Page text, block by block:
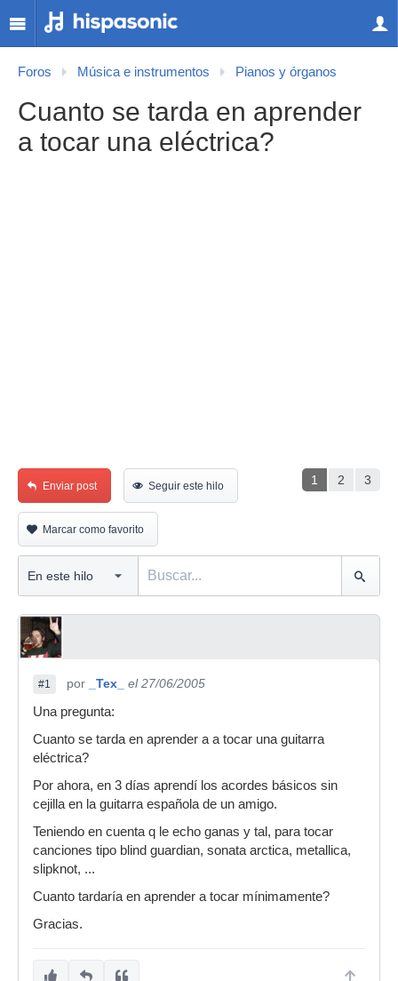
Foros Música e instrumentos Pianos y órganos
Cuanto se tarda en aprender
a tocar una eléctrica?
1 2 3
Enviar post Seguir este hilo
Marcar como favorito
#1 por _Tex_
el 27/06/2005
Una pregunta:
Cuanto se tarda en aprender a a tocar una guitarra
eléctrica?
Por ahora, en 3 días aprendí los acordes básicos sin
cejilla en la guitarra española de un amigo.
Teniendo en cuenta q le echo ganas y tal, para tocar
canciones tipo blind guardian, sonata arctica, metallica,
slipknot, ...
Cuanto tardaría en aprender a tocar mínimamente?
Gracias.